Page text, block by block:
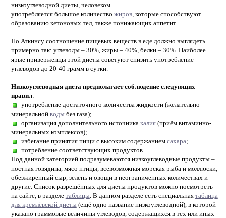
низкоуглеводной диеты, человеком
употребляется большое количество жиров, которые способствуют
образованию кетоновых тел, также понижающих аппетит.
По Аткинсу соотношение пищевых веществ в еде должно выглядеть
примерно так: углеводы – 30%, жиры – 40%, белки – 30%. Наиболее
ярые приверженцы этой диеты советуют снизить употребление
углеводов до 20-40 грамм в сутки.
Низкоуглеводная диета предполагает соблюдение следующих
правил:
употребление достаточного количества жидкости (желательно
минеральной водыбез газа);
организация дополнительного источника калия(приём витаминно-
минеральных комплексов);
избегание принятия пищи с высоким содержанием сахара;
потребление соответствующих продуктов.
Под данной категорией подразумеваются низкоуглеводные продукты –
постная говядина, мясо птицы, всевозможная морская рыба и моллюски,
обезжиренный сыр, зелень и овощи в неограниченных количествах и
другие. Список разрешённых для диеты продуктов можно посмотреть
на сайте, в разделе таблицы. В данном разделе есть специальная таблица
для кремлёвской диеты(ещё одно название низкоуглеводной), в которой
указано граммовые величины углеводов, содержащихся в тех или иных